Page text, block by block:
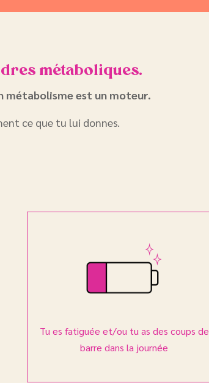
métaboliques.
métabolisme est un moteur.
ce que tu lui donnes.
Tu es fatiguée et/ou tu as des coups de
barre dans la journée